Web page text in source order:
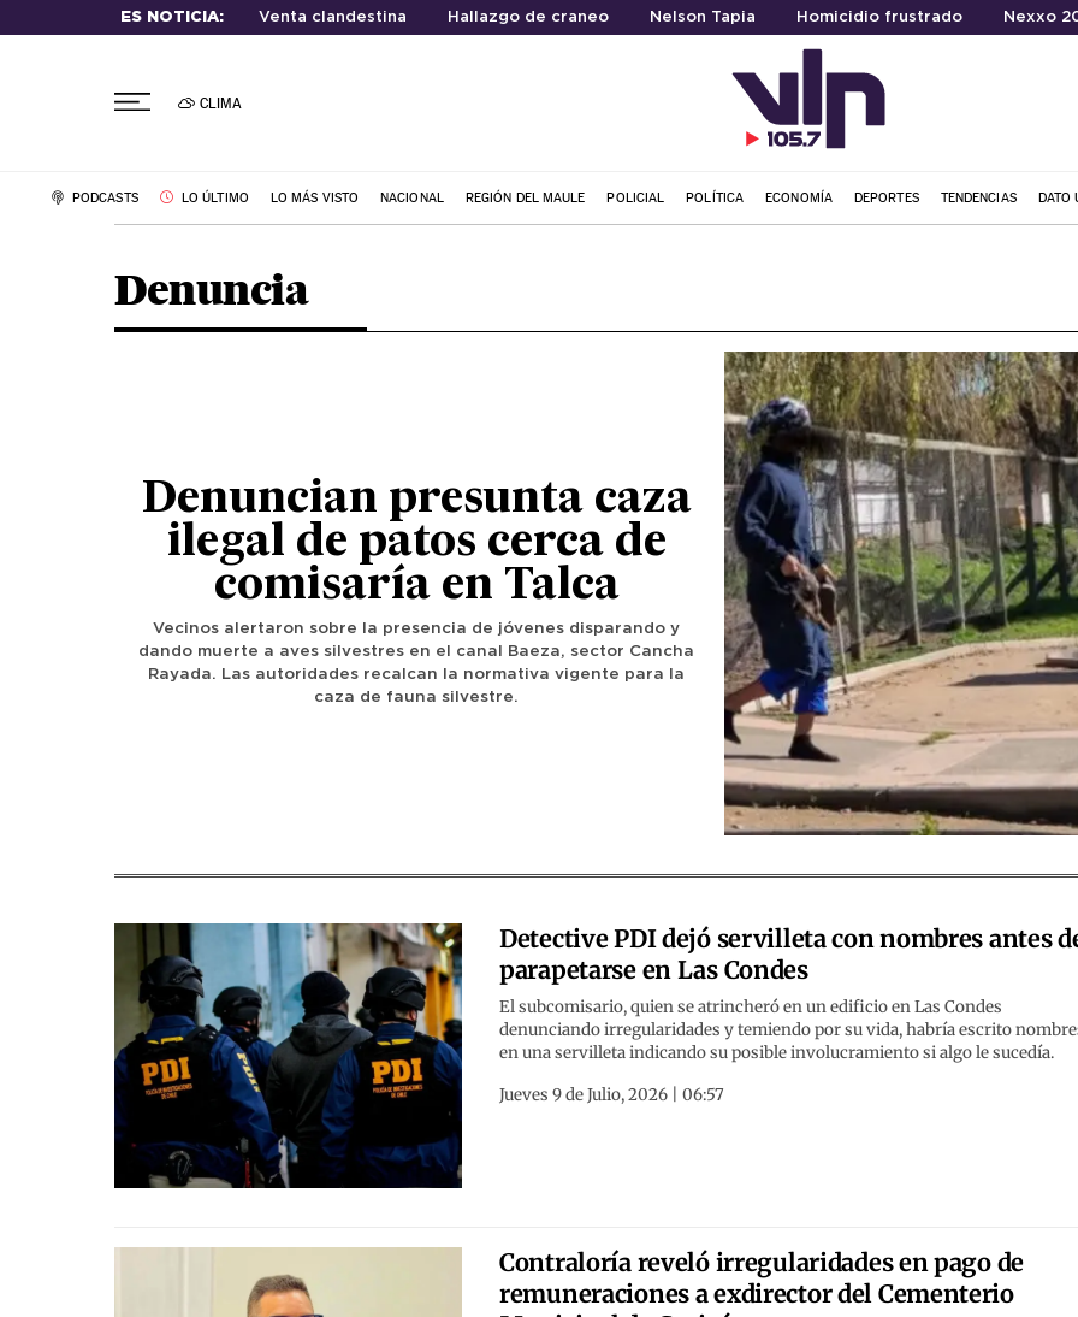
ES NOTICIA: Venta clandestina Hallazgo de craneo Nelson Tapia Homicidio frustrado Nexxo
CLIMA
PODCASTS LO ÚLTIMO LO MÁS VISTO NACIONAL REGIÓN DEL MAULE POLICIAL POLÍTICA ECONOMÍA DEPORTES TENDENCIAS DATO
Denuncia
Denuncian presunta caza
ilegal de patos cerca de
comisaría en Talca
Vecinos alertaron sobre la presencia de jóvenes disparando y
dando muerte a aves silvestres en el canal Baeza, sector Cancha
Rayada. Las autoridades recalcan la normativa vigente para la
caza de fauna silvestre.
Detective PDI dejó servilleta con nombres antes
parapetarse en Las Condes
El subcomisario, quien se atrincheró en un edificio en Las Condes
denunciando irregularidades y temiendo por su vida, habría escrito
en una servilleta indicando su posible involucramiento si algo le sucedía.
Jueves 9 de Julio, 2026 | 06:57
Contraloría reveló irregularidades en pago de
remuneraciones a exdirector del Cementerio